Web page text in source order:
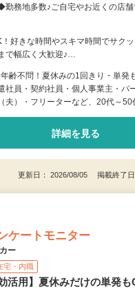
務地多数♪ご自宅やお近くの店舗
！好きな時間やスキマ時間でサク
で幅広く大歓迎♪…
齢不問！夏休みの1回きり・単発
社員・契約社員・個人事業主・パ
夫）・フリーターなど、20代～50
詳細を見る
更新日： 2026/08/05 掲載終了日
ケートモニター
ー
宅・内職
活用】夏休みだけの単発